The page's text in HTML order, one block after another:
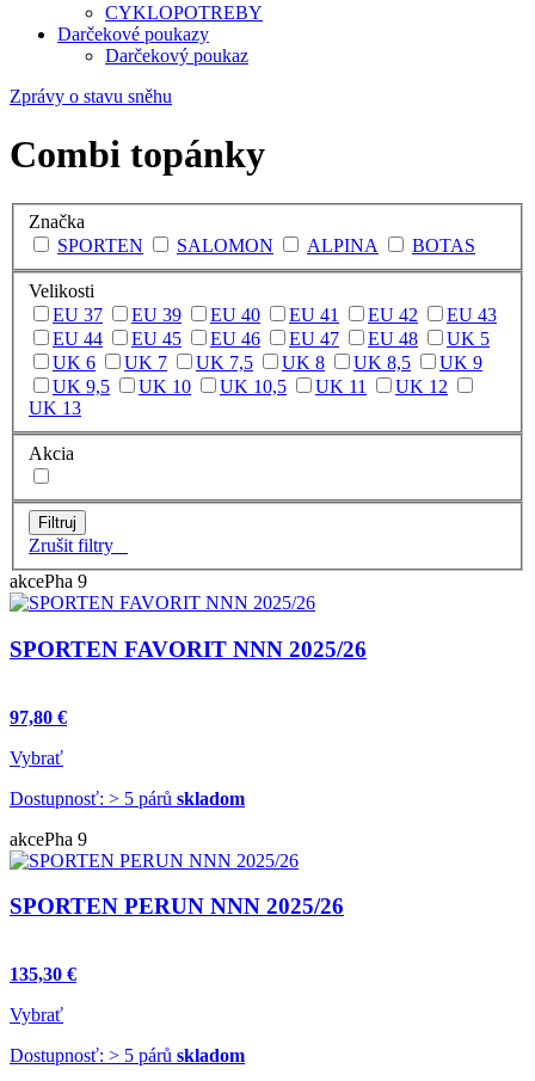
CYKLOPOTREBY
Darčekové poukazy
Darčekový poukaz
Zprávy o stavu sněhu
Combi topánky
Značka
SPORTEN
SALOMON ALPINA BOTAS
Velikosti
EU 37
EU 39 EU 40 EU 41 EU 42
EU 43
EU 44
EU 45 EU 46 EU 47 EU 48
UK 5
UK 6
UK 7 UK 7,5 UK 8 UK 8,5
UK 9
UK 9,5
UK 10 UK 10,5 UK 11
UK 12
UK 13
Akcia
Zrušit filtry
akcePha 9
SPORTEN FAVORIT NNN 2025/26
97,80 €
Vybrať
Dostupnosť: > 5 párů skladom
akcePha 9
SPORTEN PERUN NNN 2025/26
135,30 €
Vybrať
Dostupnosť: > 5 párů skladom